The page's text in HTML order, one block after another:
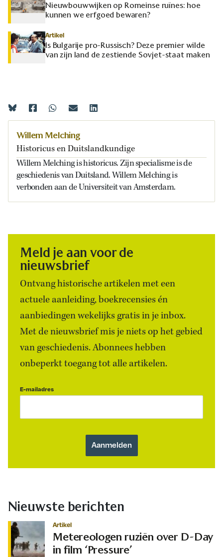
Nieuwbouwwijken op Romeinse ruïnes: hoe
kunnen we erfgoed bewaren?
Artikel
Is Bulgarije pro-Russisch? Deze premier wilde
van zijn land de zestiende Sovjet-staat maken
Willem Melching
Historicus en Duitslandkundige
Willem Melching is historicus. Zijn specialisme is de
geschiedenis van Duitsland. Willem Melching is
verbonden aan de Universiteit van Amsterdam.
Meld je aan voor de
nieuwsbrief
Ontvang historische artikelen met een
actuele aanleiding, boekrecensies én
aanbiedingen wekelijks gratis in je inbox.
Met de nieuwsbrief mis je niets op het gebied
van geschiedenis. Abonnees hebben
onbeperkt toegang tot alle artikelen.
E-mailadres
Nieuwste berichten
Artikel
Metereologen ruziën over D-Day
in film ‘Pressure’